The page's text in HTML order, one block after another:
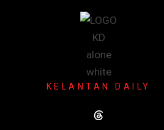
KELANTAN DAILY